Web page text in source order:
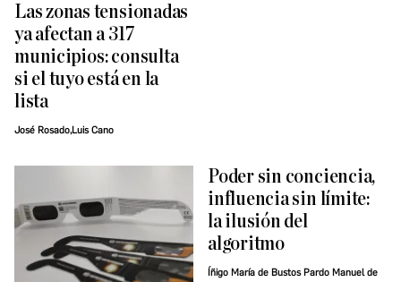
Las zonas tensionadas
ya afectan a 317
municipios: consulta
si el tuyo está en la
lista
José Rosado,Luis Cano
Poder sin conciencia,
influencia sin límite:
la ilusión del
algoritmo
Íñigo María de Bustos Pardo Manuel de